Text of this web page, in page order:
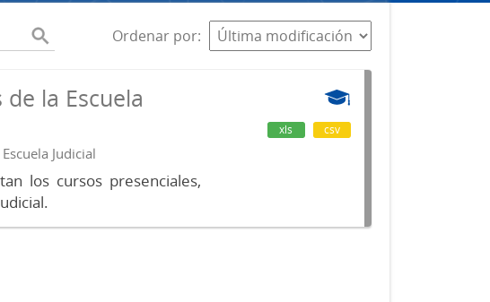
Ordenar por
la Escuela
Judicial
los cursos presenciales,
xls csv